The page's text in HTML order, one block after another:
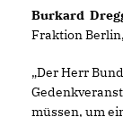
Burkard
Fraktion
Der Herr
müssen, um